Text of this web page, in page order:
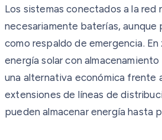
Los sistemas conectados a la red
necesariamente baterías, aunque
como respaldo de emergencia. En
energía solar con
una alternativa económica frente
extensiones de líneas de
pueden almacenar energía hasta